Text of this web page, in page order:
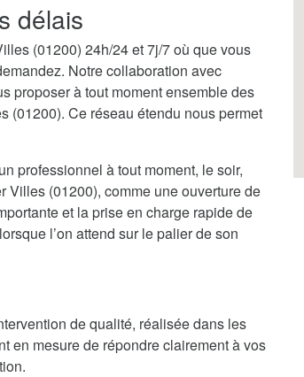
délais
(01200) 24h/24 et 7j/7 où que vous
Notre collaboration avec
proposer à tout moment ensemble des
(01200). Ce réseau étendu nous permet
professionnel à tout moment, le soir,
Villes (01200), comme une ouverture de
et la prise en charge rapide de
l’on attend sur le palier de son
de qualité, réalisée dans les
en mesure de répondre clairement à vos